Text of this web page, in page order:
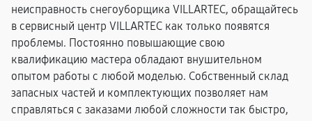
неисправность снегоуборщика VILLARTEC, обращайтесь
в сервисный центр VILLARTEC как только появятся
проблемы. Постоянно повышающие свою
квалификацию мастера обладают внушительном
опытом работы с любой моделью. Собственный склад
запасных частей и комплектующих позволяет нам
справляться с заказами любой сложности так быстро,